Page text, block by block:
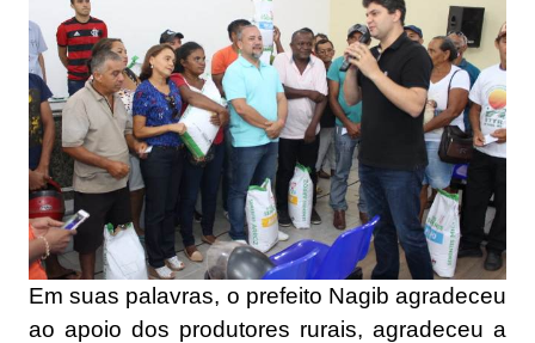
Em suas palavras, o prefeito Nagib agradeceu
ao apoio dos produtores rurais, agradeceu a